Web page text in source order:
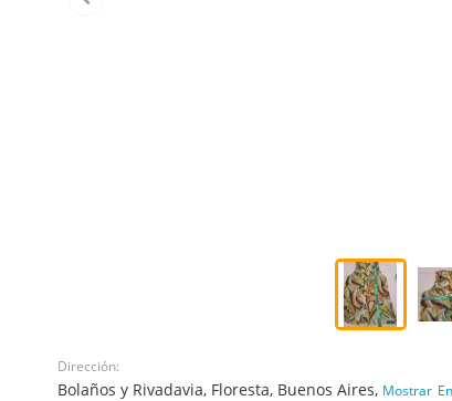
Dirección:
Bolaños y Rivadavia, Floresta, Buenos Aires, Mostrar